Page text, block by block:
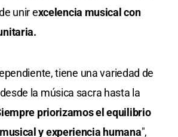
unir excelencia musical con
tiene una variedad de
la música sacra hasta la
priorizamos el equilibrio
y experiencia humana",